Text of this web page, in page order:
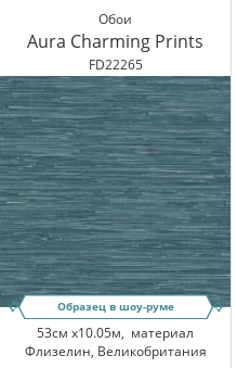
Обои
Aura Charming Prints
FD22265
Образец в шоу-руме
53см x10.05м, материал
Флизелин, Великобритания